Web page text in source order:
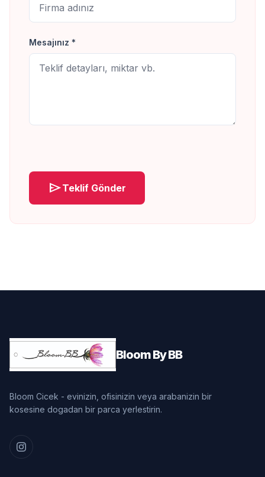
Mesajınız *
sendTeklif Gönder
Bloom By BB
Bloom Cicek - evinizin, ofisinizin veya arabanizin bir
kosesine dogadan bir parca yerlestirin.